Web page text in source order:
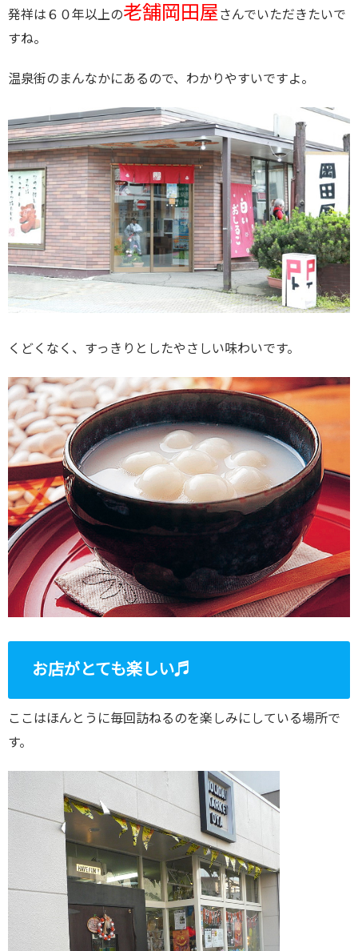
発祥は６０年以上の老舗岡田屋 さんでいただきたいで
すね。
温泉街のまんなかにあるので、わかりやすいですよ。
くどくなく、すっきりとしたやさしい味わいです。
お店がとても楽しい♬
ここはほんとうに毎回訪ねるのを楽しみにしている場所で
す。